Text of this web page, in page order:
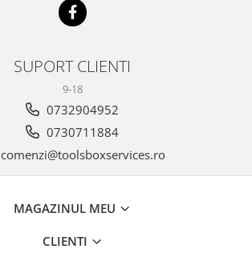
SUPORT CLIENTI
9-18
0732904952
0730711884
comenzi@toolsboxservices.ro
MAGAZINUL MEU
CLIENTI